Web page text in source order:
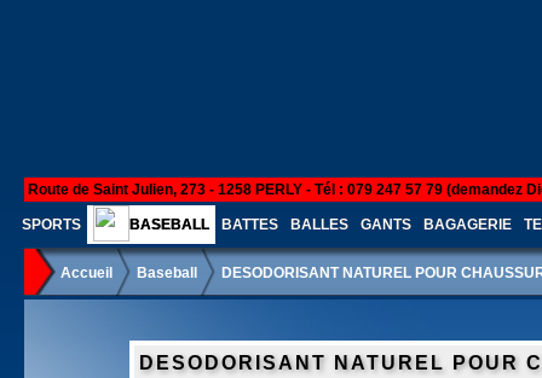
Route de Saint Julien, 273 - 1258 PERLY - Tél : 079 247 57 79 (demandez
SPORTS BASEBALL BATTES BALLES GANTS BAGAGERIE
Accueil Baseball DESODORISANT NATUREL POUR
DESODORISANT NATUREL POUR